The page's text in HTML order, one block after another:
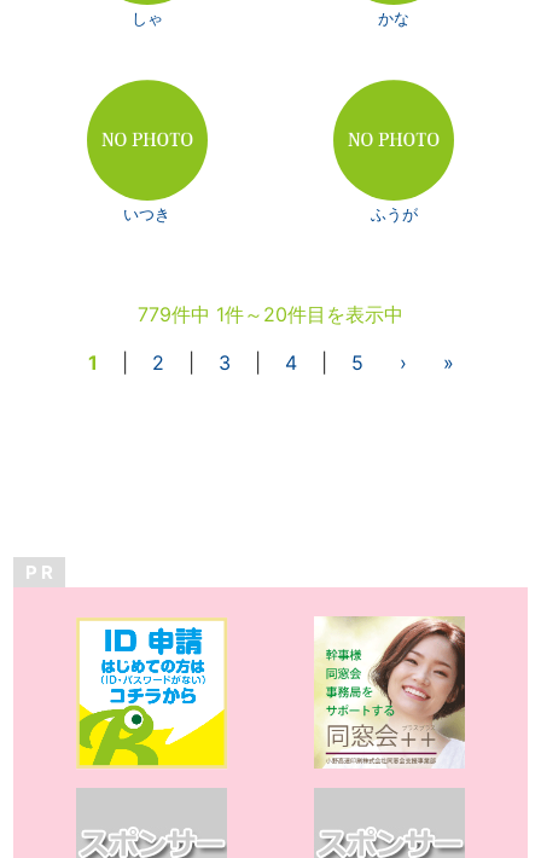
しゃ かな
いつき ふうが
779件中 1件～20件目を表示中
1
2 3 4| 5 › »
P R